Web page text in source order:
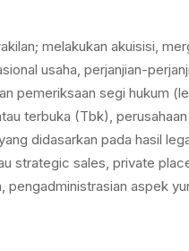
melakukan akuisisi,
usaha, perjanjian-
pemeriksaan segi hukum
terbuka (Tbk),
didasarkan pada hasil
strategic sales, private
aspek